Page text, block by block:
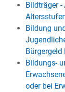
Bildträger
Bildung
Bürgergeld
Bildungs-
oder bei